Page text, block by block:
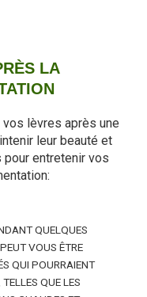
LA
lèvres après une
leur beauté et
entretenir vos
QUELQUES
VOUS ÊTRE
QUI POURRAIENT
TELLES QUE LES